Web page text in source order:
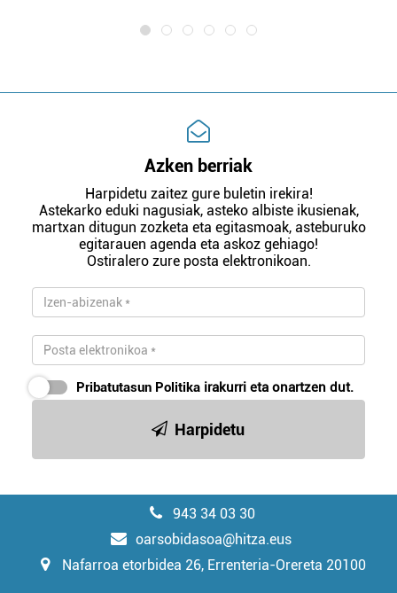
Azken berriak
Harpidetu zaitez gure buletin irekira!
Astekarko eduki nagusiak, asteko albiste ikusienak,
martxan ditugun zozketa eta egitasmoak, asteburuko
egitarauen agenda eta askoz gehiago!
Ostiralero zure posta elektronikoan.
Pribatutasun Politika irakurri eta onartzen dut.
Harpidetu
943 34 03 30
oarsobidasoa@hitza.eus
Nafarroa etorbidea 26, Errenteria-Orereta 20100